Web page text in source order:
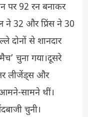
92 रन बनाकर
ने 32 और प्रिंस ने 30
दोनों से शानदार
चुना गया।दूसरे
लीजेंड्स और
आमने-सामने थीं।
चुनी।